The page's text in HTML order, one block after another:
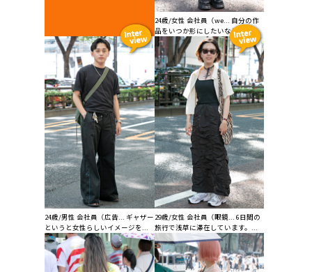
24歳/女性 会社員（we... 自分の作
品をいつか形にしたいなと思っ...
24歳/男性 会社員（広告... ギャザー
というと女性らしいイメージを...
29歳/女性 会社員（眼鏡... 6日間の
旅行で浅草に滞在しています。...